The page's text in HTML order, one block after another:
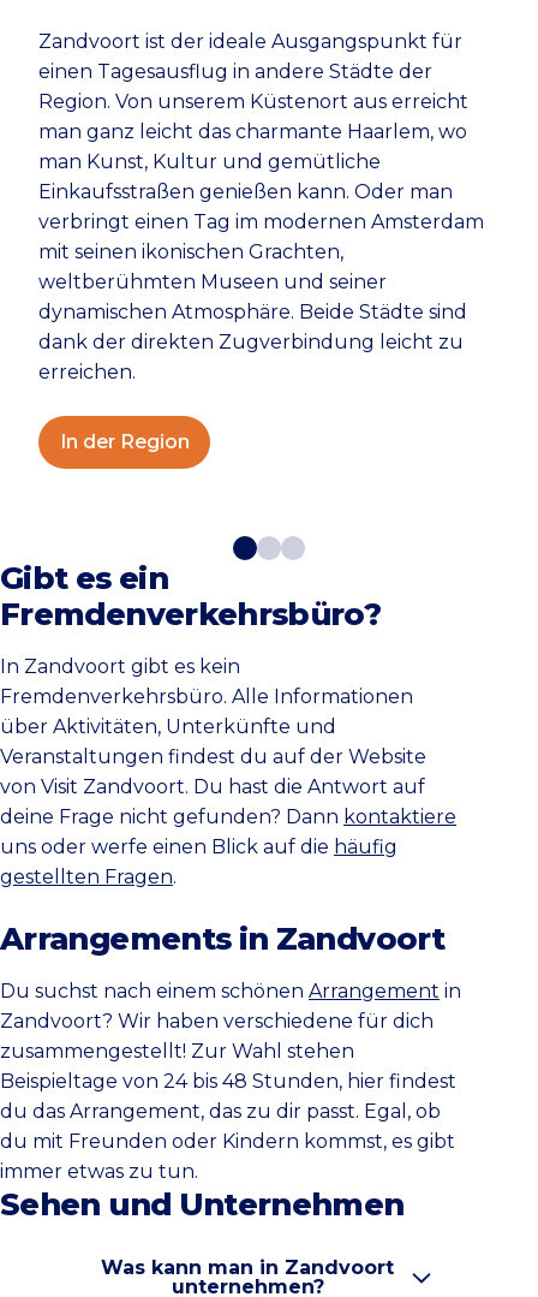
Zandvoort ist der ideale Ausgangspunkt für
einen Tagesausflug in andere Städte der
Region. Von unserem Küstenort aus erreicht
man ganz leicht das charmante Haarlem, wo
man Kunst, Kultur und gemütliche
Einkaufsstraßen genießen kann. Oder man
verbringt einen Tag im modernen Amsterdam
mit seinen ikonischen Grachten,
weltberühmten Museen und seiner
dynamischen Atmosphäre. Beide Städte sind
dank der direkten Zugverbindung leicht zu
erreichen.
In der Region
Gibt es ein
Fremdenverkehrsbüro?
In Zandvoort gibt es kein
Fremdenverkehrsbüro. Alle Informationen
über Aktivitäten, Unterkünfte und
Veranstaltungen findest du auf der Website
von Visit Zandvoort. Du hast die Antwort auf
deine Frage nicht gefunden? Dann kontaktiere
uns oder werfe einen Blick auf die häufig
gestellten Fragen.
Arrangements in Zandvoort
Du suchst nach einem schönen Arrangement in
Zandvoort? Wir haben verschiedene für dich
zusammengestellt! Zur Wahl stehen
Beispieltage von 24 bis 48 Stunden, hier findest
du das Arrangement, das zu dir passt. Egal, ob
du mit Freunden oder Kindern kommst, es gibt
immer etwas zu tun.
Sehen und Unternehmen
Was kann man in Zandvoort
unternehmen?